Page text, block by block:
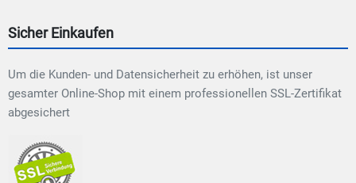
Sicher Einkaufen
Um die Kunden- und Datensicherheit zu erhöhen, ist unser
gesamter Online-Shop mit einem professionellen SSL-Zertifikat
abgesichert